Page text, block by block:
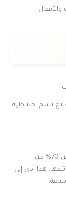
نسخ احتياطية
خدمة فتح أقفال السيارات ضرورية في الكويت. أكثر من 70% من
هذا أدى إلى